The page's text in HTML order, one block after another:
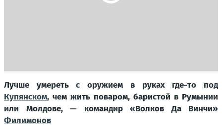
Лучше умереть с оружием в руках где-то под
Купянском, чем жить поваром, баристой в Румынии
или Молдове, — командир «Волков Да Винчи»
Филимонов